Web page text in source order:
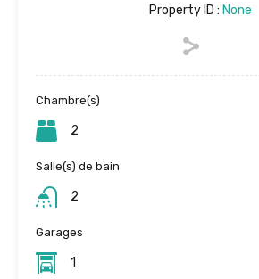
Property ID : None
Chambre(s)
2
Salle(s) de bain
2
Garages
1